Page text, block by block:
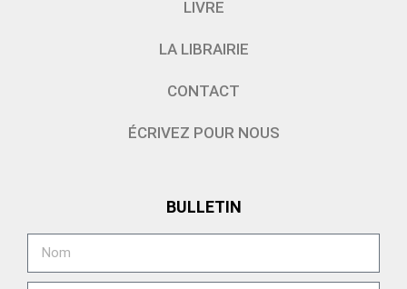
LIVRE
LA LIBRAIRIE
CONTACT
ÉCRIVEZ POUR NOUS
BULLETIN